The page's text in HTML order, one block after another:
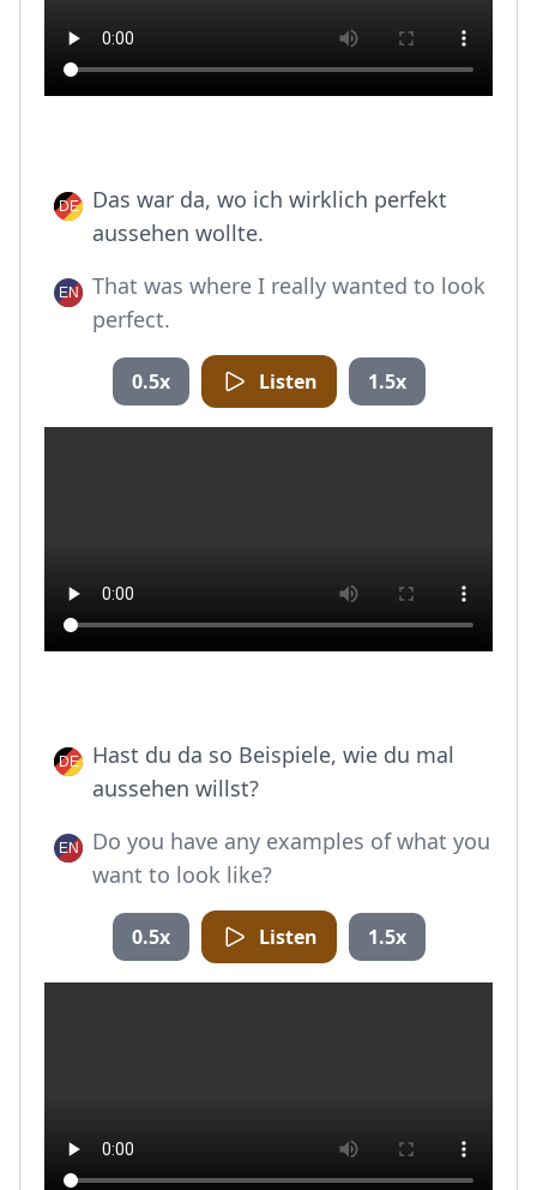
Das war da, wo ich wirklich perfekt
aussehen wollte.
That was where I really wanted to look
perfect.
0.5x Listen 1.5x
Hast du da so Beispiele, wie du mal
aussehen willst?
Do you have any examples of what you
want to look like?
0.5x Listen 1.5x